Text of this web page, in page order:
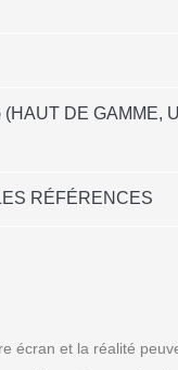
DE GAMME,
RÉFÉRENCES
écran et la réalité